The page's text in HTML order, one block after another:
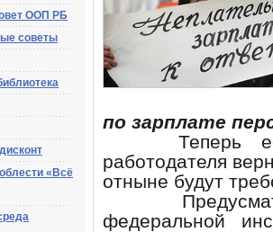
ООП РБ
советы
«Всё
по зарплате
Теперь есть
работодателя
отныне будут
федеральной